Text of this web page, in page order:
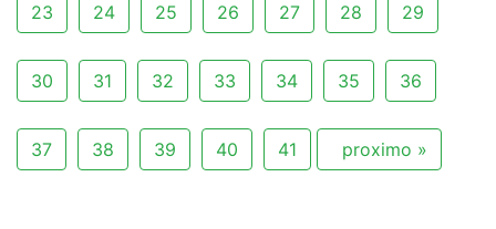
23 24 25 26 27 28 29
30 31 32 33 34 35 36
37 38 39 40 41 proximo »